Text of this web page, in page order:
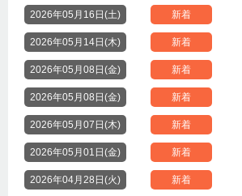
2026年05月16日(土) 新着
2026年05月14日(木) 新着
2026年05月08日(金) 新着
2026年05月08日(金) 新着
2026年05月07日(木) 新着
2026年05月01日(金) 新着
2026年04月28日(火) 新着